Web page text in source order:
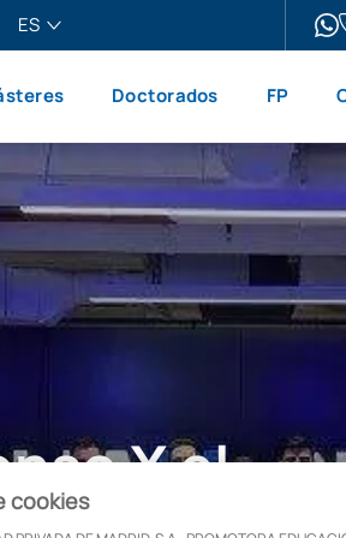
ES
Doctorados FP
X el
cookies